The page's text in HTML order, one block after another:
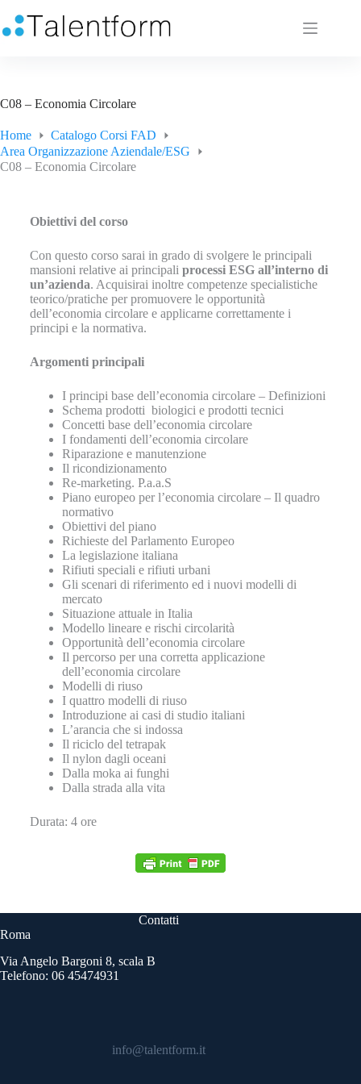
C08 – Economia Circolare
Home
Catalogo Corsi FAD
Area Organizzazione Aziendale/ESG
C08 – Economia Circolare
Obiettivi del corso
Con questo corso sarai in grado di svolgere le principali
mansioni relative ai principali processi ESG all’interno di
un’azienda. Acquisirai inoltre competenze specialistiche
teorico/pratiche per promuovere le opportunità
dell’economia circolare e applicarne correttamente i
principi e la normativa.
Argomenti principali
I principi base dell’economia circolare – Definizioni
Schema prodotti biologici e prodotti tecnici
Concetti base dell’economia circolare
I fondamenti dell’economia circolare
Riparazione e manutenzione
Il ricondizionamento
Re-marketing. P.a.a.S
Piano europeo per l’economia circolare – Il quadro
normativo
Obiettivi del piano
Richieste del Parlamento Europeo
La legislazione italiana
Rifiuti speciali e rifiuti urbani
Gli scenari di riferimento ed i nuovi modelli di
mercato
Situazione attuale in Italia
Modello lineare e rischi circolarità
Opportunità dell’economia circolare
Il percorso per una corretta applicazione
dell’economia circolare
Modelli di riuso
I quattro modelli di riuso
Introduzione ai casi di studio italiani
L’arancia che si indossa
Il riciclo del tetrapak
Il nylon dagli oceani
Dalla moka ai funghi
Dalla strada alla vita
Durata: 4 ore
Contatti
Roma
Via Angelo Bargoni 8, scala B
Telefono: 06 45474931
info@talentform.it